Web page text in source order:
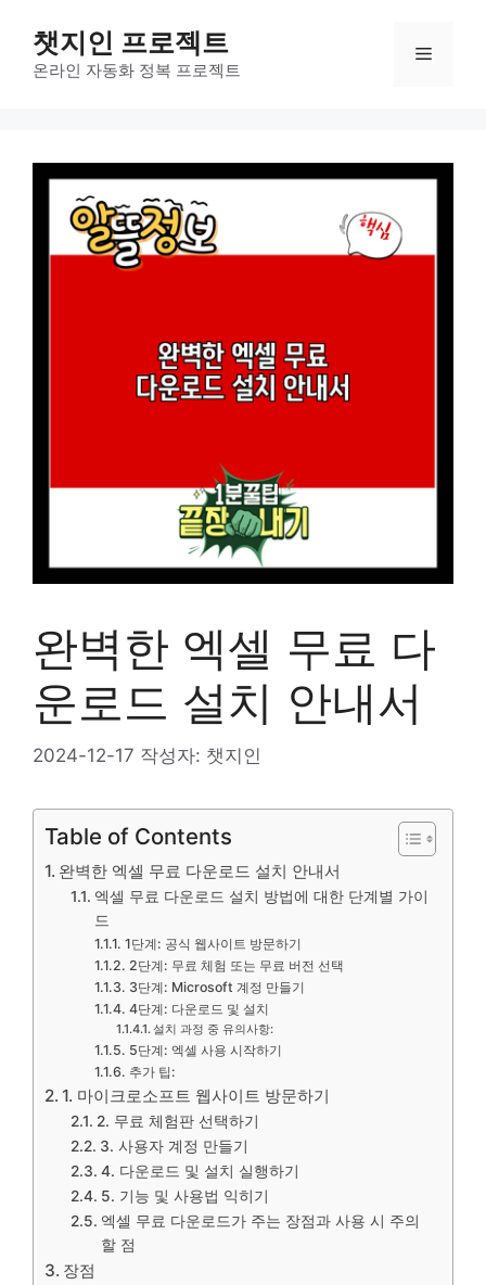
챗지인 프로젝트
온라인 자동화 정복 프로젝트
메
완벽한 엑셀 무료 다
운로드 설치 안내서
2024-12-17 작성자: 챗지인
Table of Contents
완벽한 엑셀 무료 다운로드 설치 안내서
엑셀 무료 다운로드 설치 방법에 대한 단계별 가이
드
1단계: 공식 웹사이트 방문하기
2단계: 무료 체험 또는 무료 버전 선택
3단계: Microsoft 계정 만들기
4단계: 다운로드 및 설치
설치 과정 중 유의사항:
5단계: 엑셀 사용 시작하기
추가 팁:
1. 마이크로소프트 웹사이트 방문하기
2. 무료 체험판 선택하기
3. 사용자 계정 만들기
4. 다운로드 및 설치 실행하기
5. 기능 및 사용법 익히기
엑셀 무료 다운로드가 주는 장점과 사용 시 주의
할 점
장점